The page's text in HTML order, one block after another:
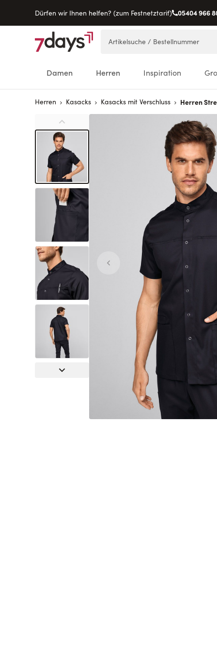
Dürfen wir Ihnen helfen? (zum Festnetztarif) 05404 966
Direkt zum Inhalt
Damen Herren Inspiration
Herren Kasacks Kasacks mit Verschluss Herren